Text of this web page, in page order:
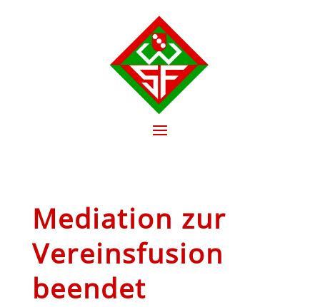
Mediation zur
Vereinsfusion
beendet